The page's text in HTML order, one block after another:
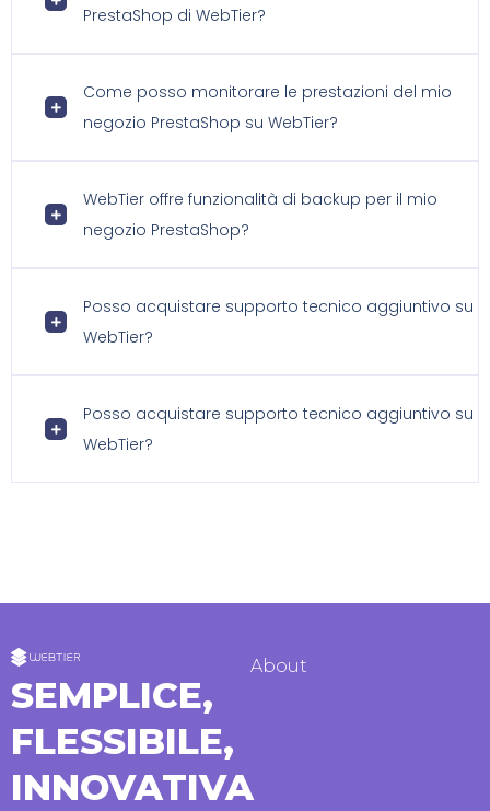
PrestaShop di WebTier?
Come posso monitorare le prestazioni del mio
negozio PrestaShop su WebTier?
WebTier offre funzionalità di backup per il mio
negozio PrestaShop?
Posso acquistare supporto tecnico aggiuntivo su
WebTier?
Posso acquistare supporto tecnico aggiuntivo su
WebTier?
SEMPLICE,
FLESSIBILE,
INNOVATIVA
About